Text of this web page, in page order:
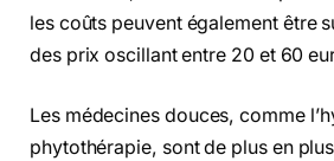
les coûts peuvent également être
des prix oscillant entre 20 et 60
Les médecines douces, comme
phytothérapie, sont de plus en